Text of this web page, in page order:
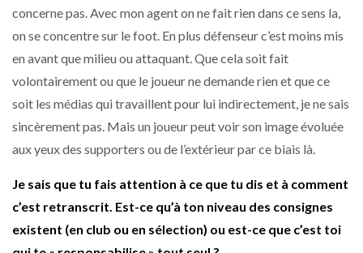
concerne pas. Avec mon agent on ne fait rien dans ce sens la,
on se concentre sur le foot. En plus défenseur c’est moins mis
en avant que milieu ou attaquant. Que cela soit fait
volontairement ou que le joueur ne demande rien et que ce
soit les médias qui travaillent pour lui indirectement, je ne sais
sincèrement pas. Mais un joueur peut voir son image évoluée
aux yeux des supporters ou de l’extérieur par ce biais là.
Je sais que tu fais attention à ce que tu dis et à comment
c’est retranscrit. Est-ce qu’à ton niveau des consignes
existent (en club ou en sélection) ou est-ce que c’est toi